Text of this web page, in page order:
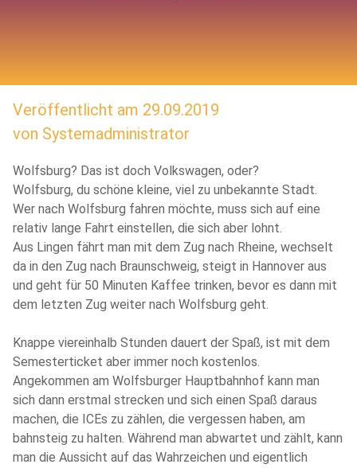
Veröffentlicht am 29.09.2019
von Systemadministrator
Wolfsburg? Das ist doch Volkswagen, oder?
Wolfsburg, du schöne kleine, viel zu unbekannte Stadt.
Wer nach Wolfsburg fahren möchte, muss sich auf eine
relativ lange Fahrt einstellen, die sich aber lohnt.
Aus Lingen fährt man mit dem Zug nach Rheine, wechselt
da in den Zug nach Braunschweig, steigt in Hannover aus
und geht für 50 Minuten Kaffee trinken, bevor es dann mit
dem letzten Zug weiter nach Wolfsburg geht.
Knappe viereinhalb Stunden dauert der Spaß, ist mit dem
Semesterticket aber immer noch kostenlos.
Angekommen am Wolfsburger Hauptbahnhof kann man
sich dann erstmal strecken und sich einen Spaß daraus
machen, die ICEs zu zählen, die vergessen haben, am
bahnsteig zu halten. Während man abwartet und zählt, kann
man die Aussicht auf das Wahrzeichen und eigentlich